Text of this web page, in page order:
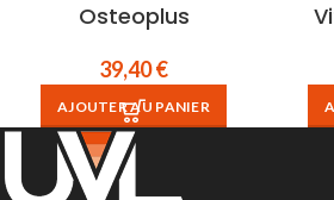
Osteoplus
39,40€
AJOUTER AU PANIER